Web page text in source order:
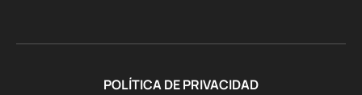
POLÍTICA DE PRIVACIDAD